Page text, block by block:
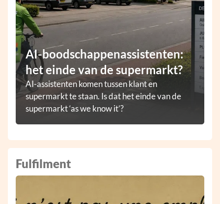
AI-boodschappenassistenten:
het einde van de supermarkt?
AI-assistenten komen tussen klant en
supermarkt te staan. Is dat het einde van de
supermarkt ‘as we know it’?
Fulfilment